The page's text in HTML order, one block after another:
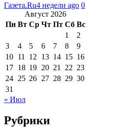
Газета.Ru4 недели ago 0
Август 2026
Пн Вт Ср Чт Пт Сб Вс
1
2
3
4 5 6 7 8
9
10 11 12 13 14 15 16
17 18 19 20 21 22 23
24 25 26 27 28 29 30
31
« Июл
Рубрики